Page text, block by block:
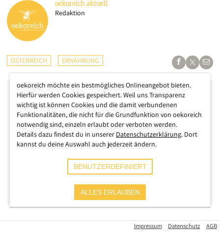
oekoreich aktuell
Redaktion
ÖSTERREICH ERNÄHRUNG
Seit Jahren fordern wir die verpflichtendeKennzeichnung
Impressum Datenschutz AGB
oekoreich möchte ein bestmögliches Onlineangebot bieten.
Hierfür werden Cookies gespeichert. Weil uns Transparenz
wichtig ist können Cookies und die damit verbundenen
Funktionalitäten, die nicht für die Grundfunktion von oekoreich
notwendig sind, einzeln erlaubt oder verboten werden.
Details dazu findest du in unserer Datenschutzerklärung. Dort
kannst du deine Auswahl auch jederzeit ändern.
BENUTZERDEFINIERT
ALLES ERLAUBEN